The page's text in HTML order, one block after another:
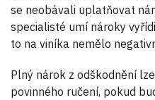
se neobávali uplatňovat
specialisté umí nároky
to na viníka nemělo
Plný nárok z odškodnění
povinného ručení, pokud